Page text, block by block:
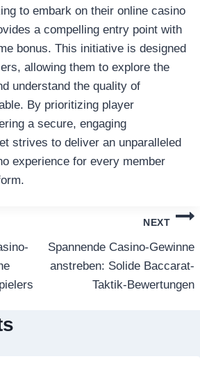
to embark on their online casino
a compelling entry point with
bonus. This initiative is designed
allowing them to explore the
understand the quality of
By prioritizing player
a secure, engaging
strives to deliver an unparalleled
experience for every member
NEXT
Spannende Casino-Gewinne
anstreben: Solide Baccarat-
Taktik-Bewertungen